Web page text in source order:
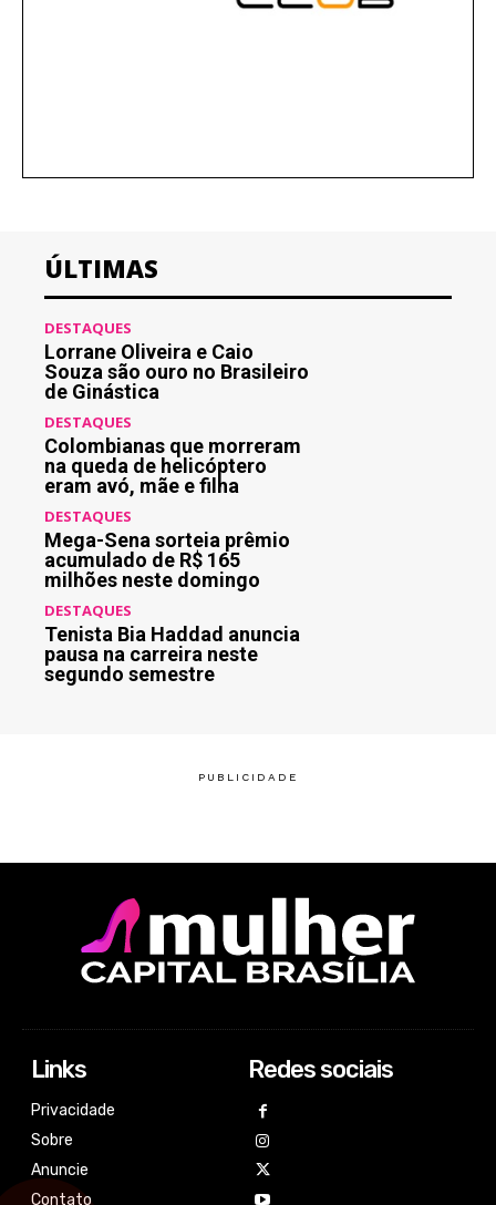
ÚLTIMAS
DESTAQUES
Lorrane Oliveira e Caio
Souza são ouro no Brasileiro
de Ginástica
DESTAQUES
Colombianas que morreram
na queda de helicóptero
eram avó, mãe e filha
DESTAQUES
Mega-Sena sorteia prêmio
acumulado de R$ 165
milhões neste domingo
DESTAQUES
Tenista Bia Haddad anuncia
pausa na carreira neste
segundo semestre
Links
Privacidade
Sobre
Anuncie
Contato
Redes sociais